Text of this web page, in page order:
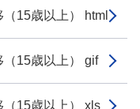
15歳以上） html
15歳以上） gif
15歳以上） xls